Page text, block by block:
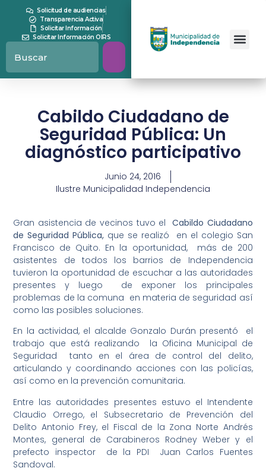
Solicitud de audiencias
Transparencia Activa
Solicitar Información
Solicitar Información OIRS
Cabildo Ciudadano de
Seguridad Pública: Un
diagnóstico participativo
Junio 24, 2016
Ilustre Municipalidad Independencia
Gran asistencia de vecinos tuvo elCabildo Ciudadano
de Seguridad Pública, que se realizó en el colegio San
Francisco de Quito. En la oportunidad, más de 200
asistentes de todos los barrios de Independencia
tuvieron la oportunidad de escuchar a las autoridades
presentes y luego de exponer los principales
problemas de la comuna en materia de seguridad así
como las posibles soluciones.
En la actividad, el alcalde Gonzalo Durán presentó el
trabajo que está realizando la Oficina Municipal de
Seguridad tanto en el área de control del delito,
articulando y coordinando acciones con las policías,
así como en la prevención comunitaria.
Entre las autoridades presentes estuvo el Intendente
Claudio Orrego, el Subsecretario de Prevención del
Delito Antonio Frey, el Fiscal de la Zona Norte Andrés
Montes, general de Carabineros Rodney Weber y el
prefecto inspector de la PDI Juan Carlos Fuentes
Sandoval.